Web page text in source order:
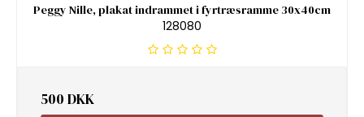
Peggy Nille, plakat indrammet i fyrtræsramme 30x40cm
128080
500 DKK